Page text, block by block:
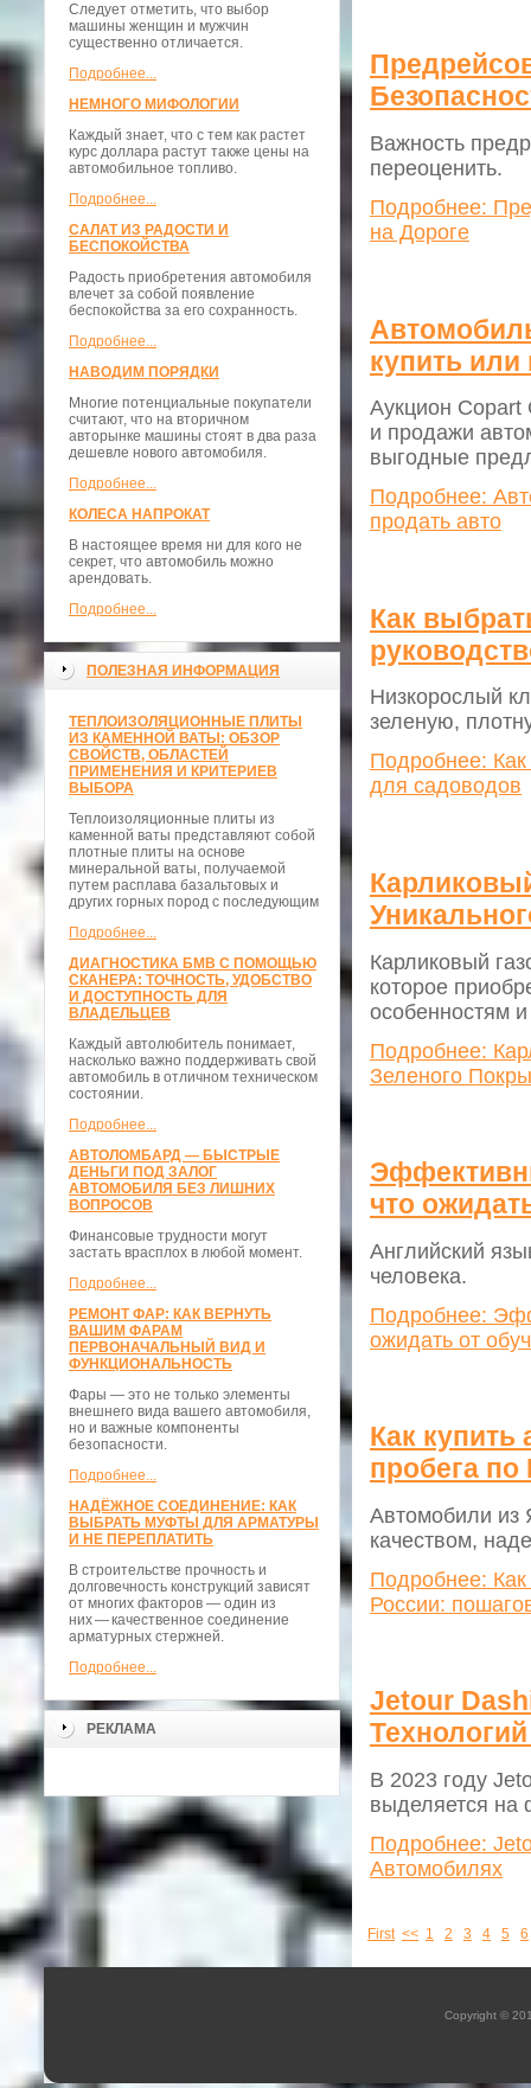
Следует отметить, что выбор
машины женщин и мужчин
существенно отличается.
Подробнее...
НЕМНОГО МИФОЛОГИИ
Каждый знает, что с тем как растет
курс доллара растут также цены на
автомобильное топливо.
Подробнее...
САЛАТ ИЗ РАДОСТИ И
БЕСПОКОЙСТВА
Радость приобретения автомобиля
влечет за собой появление
беспокойства за его сохранность.
Подробнее...
НАВОДИМ ПОРЯДКИ
Многие потенциальные покупатели
считают, что на вторичном
авторынке машины стоят в два раза
дешевле нового автомобиля.
Подробнее...
КОЛЕСА НАПРОКАТ
В настоящее время ни для кого не
секрет, что автомобиль можно
арендовать.
Подробнее...
ПОЛЕЗНАЯ ИНФОРМАЦИЯ
ТЕПЛОИЗОЛЯЦИОННЫЕ ПЛИТЫ
ИЗ КАМЕННОЙ ВАТЫ: ОБЗОР
СВОЙСТВ, ОБЛАСТЕЙ
ПРИМЕНЕНИЯ И КРИТЕРИЕВ
ВЫБОРА
Теплоизоляционные плиты из
каменной ваты представляют собой
плотные плиты на основе
минеральной ваты, получаемой
путем расплава базальтовых и
других горных пород с последующим
Подробнее...
ДИАГНОСТИКА БМВ С ПОМОЩЬЮ
СКАНЕРА: ТОЧНОСТЬ, УДОБСТВО
И ДОСТУПНОСТЬ ДЛЯ
ВЛАДЕЛЬЦЕВ
Каждый автолюбитель понимает,
насколько важно поддерживать свой
автомобиль в отличном техническом
состоянии.
Подробнее...
АВТОЛОМБАРД — БЫСТРЫЕ
ДЕНЬГИ ПОД ЗАЛОГ
АВТОМОБИЛЯ БЕЗ ЛИШНИХ
ВОПРОСОВ
Финансовые трудности могут
застать врасплох в любой момент.
Подробнее...
РЕМОНТ ФАР: КАК ВЕРНУТЬ
ВАШИМ ФАРАМ
ПЕРВОНАЧАЛЬНЫЙ ВИД И
ФУНКЦИОНАЛЬНОСТЬ
Фары — это не только элементы
внешнего вида вашего автомобиля,
но и важные компоненты
безопасности.
Подробнее...
НАДЁЖНОЕ СОЕДИНЕНИЕ: КАК
ВЫБРАТЬ МУФТЫ ДЛЯ АРМАТУРЫ
И НЕ ПЕРЕПЛАТИТЬ
В строительстве прочность и
долговечность конструкций зависят
от многих факторов — один из
них — качественное соединение
арматурных стержней.
Подробнее...
РЕКЛАМА
Важность
переоценить.
Подробнее:
на Дороге
купить или
Аукцион
и продажи
выгодные
Подробнее:
продать авто
Как
Низкорослый
зеленую,
Подробнее: Как
для садоводов
Карликовый
которое
особенностям
Подробнее:
Зеленого
что
Английский
человека.
Подробнее:
ожидать от
Как купить
пробега
Автомобили из
качеством,
Подробнее: Как
России:
Jetour
В 2023 году
выделяется на
Подробнее:
Автомобилях
First << 1 2 3 4 5 6
Copyright ©